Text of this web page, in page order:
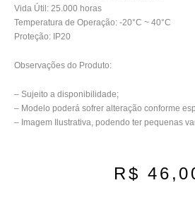
Vida Útil: 25.000 horas
Temperatura de Operação: -20°C ~ 40°C
Proteção: IP20
Observações do Produto:
– Sujeito a disponibilidade;
– Modelo poderá sofrer alteração conforme
– Imagem Ilustrativa, podendo ter pequenas
R$